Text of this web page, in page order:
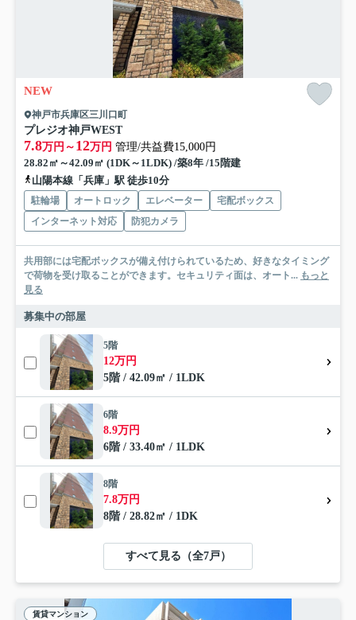
NEW
神戸市兵庫区三川口町
プレジオ神戸WEST
7.8万円～ 12万円 管理/共益費15,000円
28.82㎡～42.09㎡ (1DK～1LDK) /築8年 /15階建
山陽本線「兵庫」駅 徒歩10分
駐輪場 オートロック エレベーター
宅配ボックス
インターネット対応
防犯カメラ
共用部には宅配ボックスが備え付けられているため、好きなタイミング
で荷物を受け取ることができます。セキュリティ面は、オート... もっと
見る
募集中の部屋
5階
12万円
5階 / 42.09㎡ / 1LDK
6階
8.9万円
6階 / 33.40㎡ / 1LDK
8階
7.8万円
8階 / 28.82㎡ / 1DK
すべて見る（全7戸）
賃貸マンション